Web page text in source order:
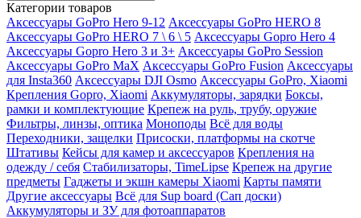
Категории товаров
Аксессуары GoPro Hero 9-12 Аксессуары GoPro HERO 8
Аксессуары GoPro HERO 7 \ 6 \ 5 Аксессуары Gopro Hero 4
Аксессуары Gopro Hero 3 и 3+ Аксессуары GoPro Session
Аксессуары GoPro MaX Аксессуары GoPro Fusion Аксессуары
для Insta360 Аксессуары DJI Osmo Аксессуары GoPro, Xiaomi
Крепления Gopro, Xiaomi Аккумуляторы, зарядки Боксы,
рамки и комплектующие Крепеж на руль, трубу, оружие
Фильтры, линзы, оптика Моноподы Всё для воды
Переходники, защелки Присоски, платформы на скотче
Штативы Кейсы для камер и аксессуаров Крепления на
одежду / себя Cтабилизаторы, TimeLipse Крепеж на другие
предметы Гаджеты и экшн камеры Xiaomi Карты памяти
Другие аксессуары Всё для Sup board (Сап доски)
Аккумуляторы и ЗУ для фотоаппаратов